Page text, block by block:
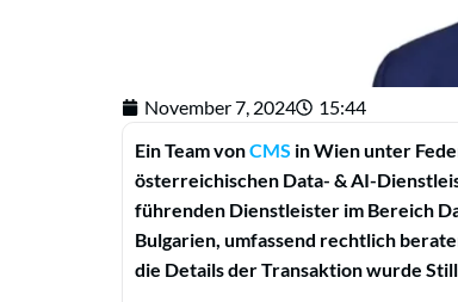
November 7, 2024
15:44
Ein Team vonCMS in Wien unter
österreichischen Data- & AI-
führenden Dienstleister im Bereich
Bulgarien, umfassend rechtlich
die Details der Transaktion wurde